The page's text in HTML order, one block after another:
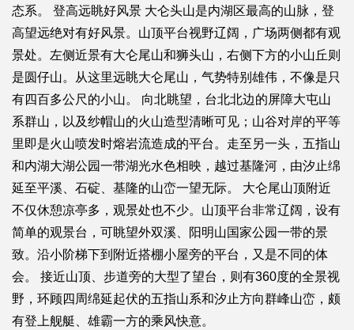
态系。 登高远眺好风景 大仑头山是内湖区最高的山脉，登
高望远绝对有好风景。山顶平台视野辽阔，广场两侧都有观
景处。左侧近景有大仑尾山和狮头山，右侧下方的小山丘则
是圆仔山。从这里远眺大仑尾山，气势特别雄伟，不像是只
有四百多公尺的小山。 向北眺望，台北北边的屏障大屯山
系群山，以及纱帽山的火山造型清晰可见；山谷对岸的平等
里即是火山喷发时熔岩流造成的平台。走至另一头，五指山
和内湖大湖公园一带湖光水色相映，越过基隆河，由汐止绵
延至平溪、石碇、基隆的山峦一望无际。 大仑尾山顶附近
不仅休憩凉亭多，观景处也不少。山顶平台非常辽阔，设有
简单的观景台，可眺望外双溪、阳明山国家公园一带的景
致。沿小阶梯下到附近搭棚小屋旁的平台，又是不同的体
会。 接近山顶、步道旁的大型了望台，则有360度的全景视
野，环顾四周绵延起伏的五指山系和汐止方向群峰山峦，颇
有登上舰艇、雄霸一方的乘风快意。